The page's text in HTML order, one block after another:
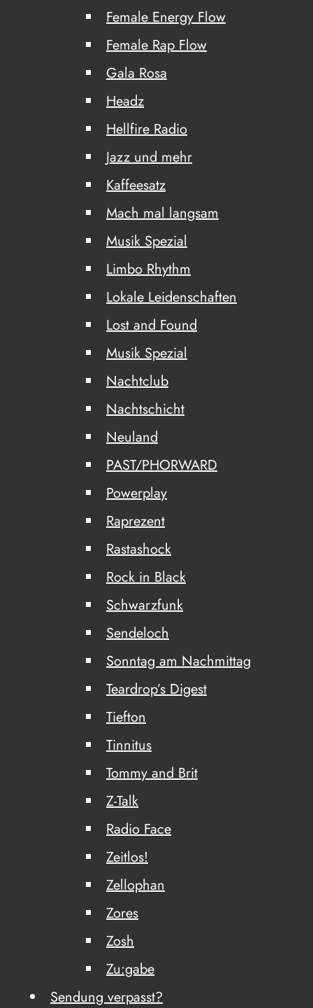
Female Energy Flow
Female Rap Flow
Gala Rosa
Headz
Hellfire Radio
Jazz und mehr
Kaffeesatz
Mach mal langsam
Musik Spezial
Limbo Rhythm
Lokale Leidenschaften
Lost and Found
Musik Spezial
Nachtclub
Nachtschicht
Neuland
PAST/PHORWARD
Powerplay
Raprezent
Rastashock
Rock in Black
Schwarzfunk
Sendeloch
Sonntag am Nachmittag
Teardrop’s Digest
Tiefton
Tinnitus
Tommy and Brit
Z-Talk
Radio Face
Zeitlos!
Zellophan
Zores
Zosh
Zu:gabe
Sendung verpasst?